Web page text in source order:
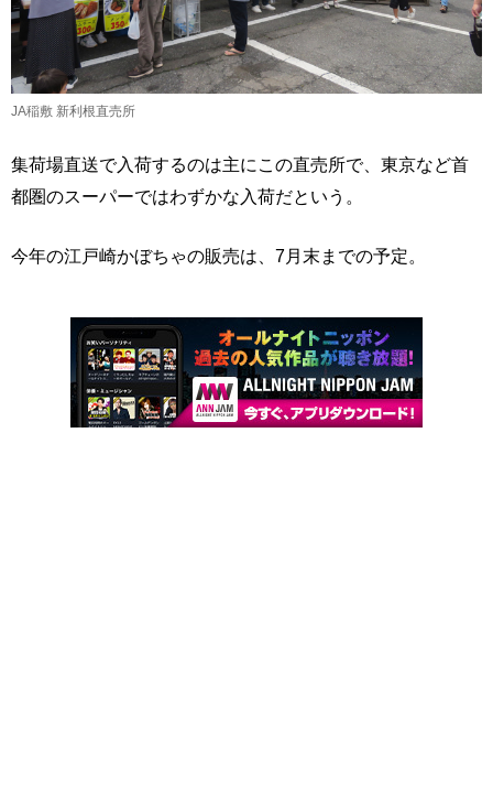
JA稲敷 新利根直売所
集荷場直送で入荷するのは主にこの直売所で、東京など首
都圏のスーパーではわずかな入荷だという。
今年の江戸崎かぼちゃの販売は、7月末までの予定。